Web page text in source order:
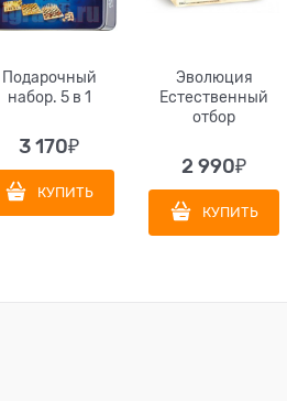
Подарочный
набор. 5 в 1
3 170₽
КУПИТЬ
Эволюция
Естественный
отбор
2 990₽
КУПИТЬ